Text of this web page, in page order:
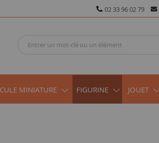
02 33 96 02 79
MINIATURE FIGURINE JOUET